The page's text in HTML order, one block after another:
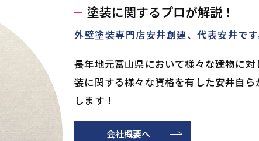
塗装に関するプロが解説！
外壁塗装専門店安井創建、代表安井で
長年地元富山県において様々な建物に
装に関する様々な資格を有した安井自
します！
会社概要へ